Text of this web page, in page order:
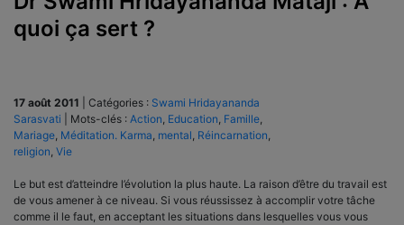
quoi ça sert ?
17 août 2011 Catégories : Swami Hridayananda
Sarasvati
Mots-clés : Action, Education, Famille,
Mariage, Méditation. Karma, mental, Réincarnation,
religion, Vie
Le but est d’atteindre l’évolution la plus haute. La raison d’être du travail est
de vous amener à ce niveau. Si vous réussissez à accomplir votre tâche
comme il le faut, en acceptant les situations dans lesquelles vous vous